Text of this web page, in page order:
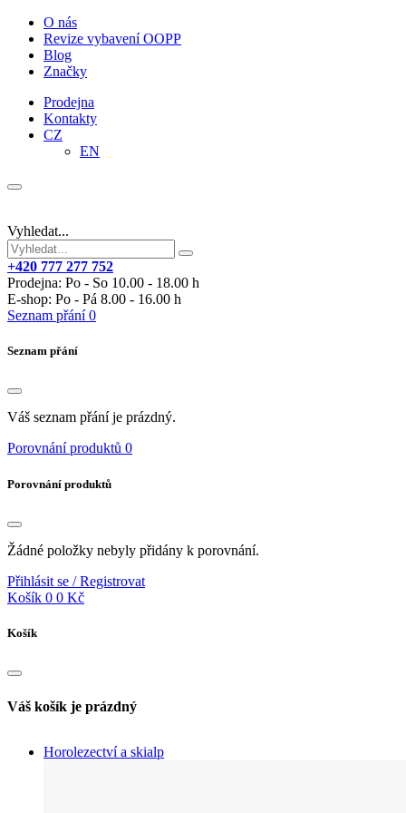
O nás
Revize vybavení OOPP
Blog
Značky
Prodejna
Kontakty
CZ
EN
Vyhledat...
+420 777 277 752
Prodejna: Po - So 10.00 - 18.00 h
E-shop: Po - Pá 8.00 - 16.00 h
Seznam přání 0
Seznam přání
Váš seznam přání je prázdný.
Porovnání produktů 0
Porovnání produktů
Žádné položky nebyly přidány k porovnání.
Přihlásit se / Registrovat
Košík 0 0 Kč
Košík
Váš košík je prázdný
Horolezectví a skialp